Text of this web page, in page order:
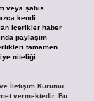
veya şahıs
kendi
içerikler haber
paylaşım
tamamen
niteliği
İletişim Kurumu
vermektedir. Bu